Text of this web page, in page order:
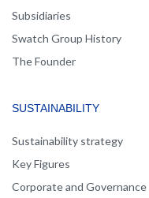
Subsidiaries
Swatch Group History
The Founder
SUSTAINABILITY
Sustainability strategy
Key Figures
Corporate and Governance